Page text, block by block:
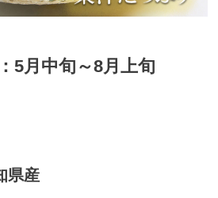
5月中旬～8月上旬
県産